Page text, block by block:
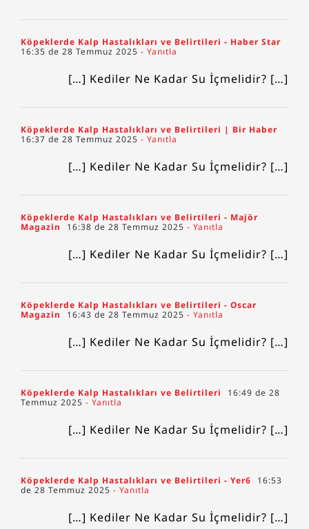
Köpeklerde Kalp Hastalıkları ve Belirtileri - Haber Star
16:35 de 28 Temmuz 2025 - Yanıtla
[…] Kediler Ne Kadar Su İçmelidir? […]
Köpeklerde Kalp Hastalıkları ve Belirtileri | Bir Haber
16:37 de 28 Temmuz 2025 - Yanıtla
[…] Kediler Ne Kadar Su İçmelidir? […]
Köpeklerde Kalp Hastalıkları ve Belirtileri - Majör
Magazin
16:38 de 28 Temmuz 2025 - Yanıtla
[…] Kediler Ne Kadar Su İçmelidir? […]
Köpeklerde Kalp Hastalıkları ve Belirtileri - Oscar
Magazin
16:43 de 28 Temmuz 2025 - Yanıtla
[…] Kediler Ne Kadar Su İçmelidir? […]
Köpeklerde Kalp Hastalıkları ve Belirtileri
16:49 de 28
Temmuz 2025 - Yanıtla
[…] Kediler Ne Kadar Su İçmelidir? […]
Köpeklerde Kalp Hastalıkları ve Belirtileri - Yer6
16:53
de 28 Temmuz 2025 - Yanıtla
[…] Kediler Ne Kadar Su İçmelidir? […]